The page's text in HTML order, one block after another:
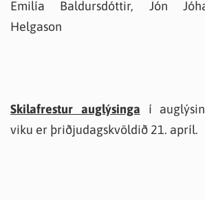
Emilía Baldursdóttir, Jón
Helgason
Skilafrestur auglýsinga í
viku er þriðjudagskvöldið 21. apríl.